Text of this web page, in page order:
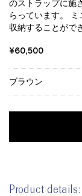
のストラップに施
らっています。
収納することがで
¥60,500
ブラウン
Product details: